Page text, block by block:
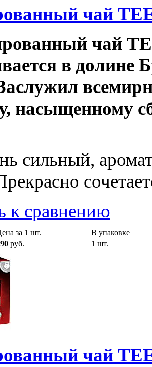
чай
чай
в долине
насыщенному
сильный,
к сравнению
за 1 шт.
В упаковке
руб. 1 шт.
чай